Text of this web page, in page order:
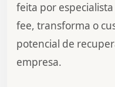
feita por
fee, transforma o
potencial de
empresa.